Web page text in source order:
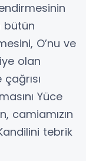
bütün
O’nu ve
olan
çağrısı
Yüce
camiamızın
tebrik